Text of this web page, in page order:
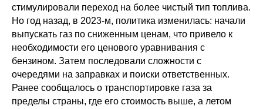
стимулировали переход на более чистый тип топлива.
Но год назад, в 2023-м, политика изменилась: начали
выпускать газ по сниженным ценам, что привело к
необходимости его ценового уравнивания с
бензином. Затем последовали сложности с
очередями на заправках и поиски ответственных.
Ранее сообщалось о транспортировке газа за
пределы страны, где его стоимость выше, а летом